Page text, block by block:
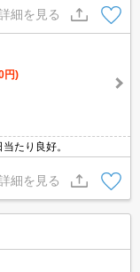
細を見る
円)
たり良好。
細を見る